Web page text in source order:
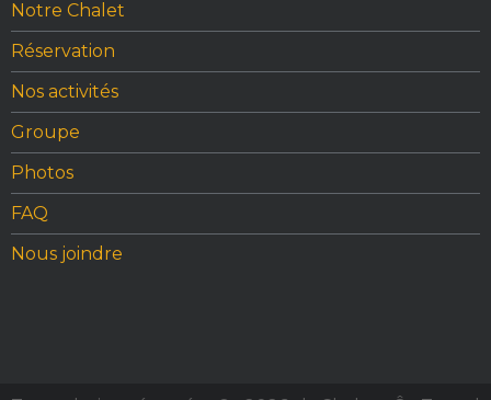
k
Notre Chalet
Réservation
Nos activités
Groupe
Photos
FAQ
Nous joindre